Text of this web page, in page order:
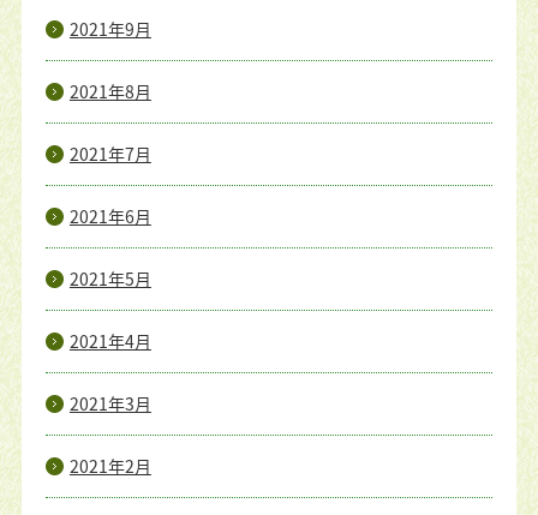
2021年9月
2021年8月
2021年7月
2021年6月
2021年5月
2021年4月
2021年3月
2021年2月